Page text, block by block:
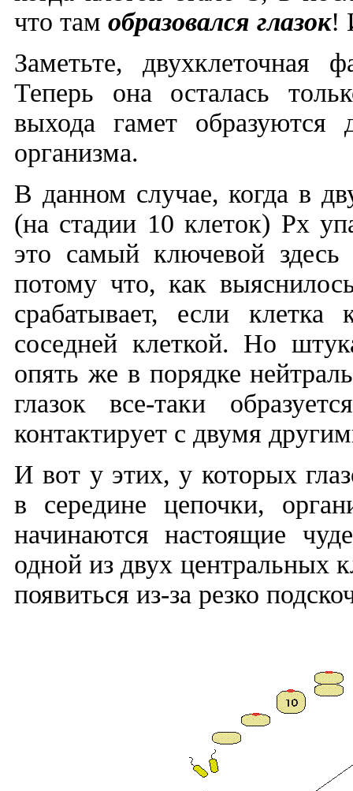
что там образовался глазок!
Заметьте, двухклеточная
Теперь она осталась
выхода гамет образуются
организма.
В данном случае, когда в
(на стадии 10 клеток) Рх
это самый ключевой здесь
потому что, как
срабатывает, если
соседней клеткой. Но
опять же в порядке
глазок все-таки
контактирует с двумя
И вот у этих, у которых
в середине цепочки,
начинаются настоящие
одной из двух центральных
появиться из-за резко